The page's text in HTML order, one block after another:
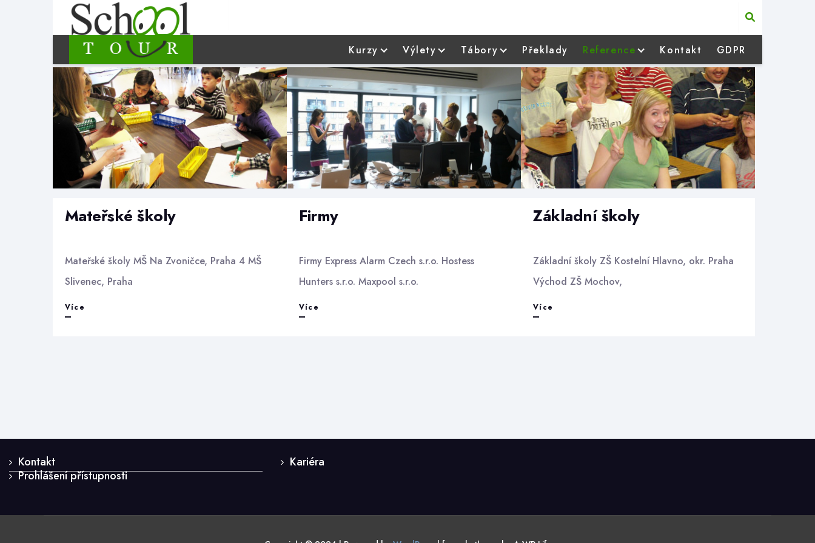
Kurzy Výlety Tábory Překlady Reference Kontakt GDPR
Mateřské školy
Mateřské školy MŠ Na Zvoničce, Praha 4 MŠ
Slivenec, Praha
Více
Firmy
Firmy Express Alarm Czech s.r.o. Hostess
Hunters s.r.o. Maxpool s.r.o.
Více
Základní školy
Základní školy ZŠ Kostelní Hlavno, okr. Praha
Východ ZŠ Mochov,
Více
Kontakt
Prohlášení přístupnosti
Kariéra